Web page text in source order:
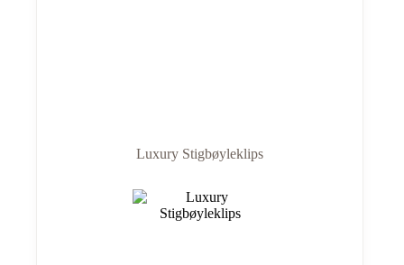
Luxury Stigbøyleklips